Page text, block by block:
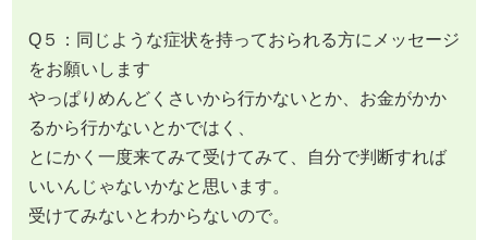
Q５：同じような症状を持っておられる方にメッセージ
をお願いします
やっぱりめんどくさいから行かないとか、お金がかか
るから行かないとかではく、
とにかく一度来てみて受けてみて、自分で判断すれば
いいんじゃないかなと思います。
受けてみないとわからないので。